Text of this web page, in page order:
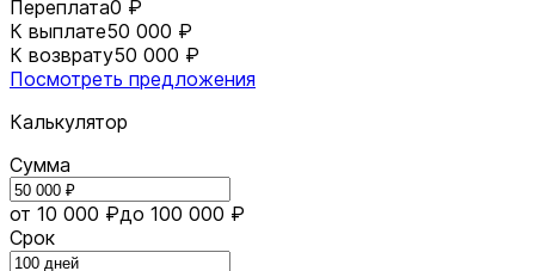
Переплата0 ₽
К выплате50 000 ₽
К возврату50 000 ₽
Посмотреть предложения
Калькулятор
Сумма
от 10 000 ₽до 100 000 ₽
Срок